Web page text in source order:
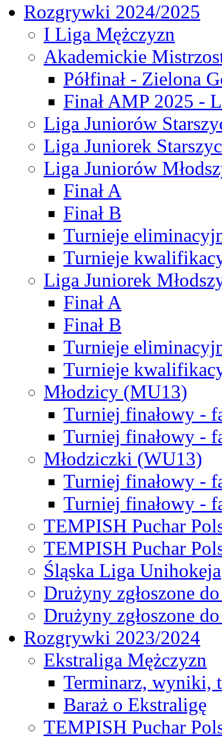
Rozgrywki 2024/2025
I Liga Mężczyzn
Akademickie
Półfinał - Zielona
Finał AMP 2025 -
Liga Juniorów
Liga Juniorek
Liga Juniorów
Finał A
Finał B
Turnieje
Turnieje
Liga Juniorek
Finał A
Finał B
Turnieje
Turnieje
Młodzicy (MU13)
Turniej finałowy -
Turniej finałowy -
Młodziczki (WU13)
Turniej finałowy -
Turniej finałowy -
TEMPISH Puchar
TEMPISH Puchar
Śląska Liga Unihokeja
Drużyny zgłoszone
Drużyny zgłoszone
Rozgrywki 2023/2024
Ekstraliga Mężczyzn
Terminarz, wyniki,
Baraż o Ekstraligę
TEMPISH Puchar